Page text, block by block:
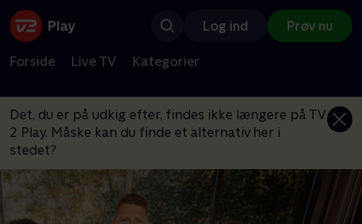
Log ind Prøv nu
Forside Live TV Kategorier
Det, du er på udkig efter, findes ikke længere på TV
2 Play. Måske kan du finde et alternativ her i
stedet?